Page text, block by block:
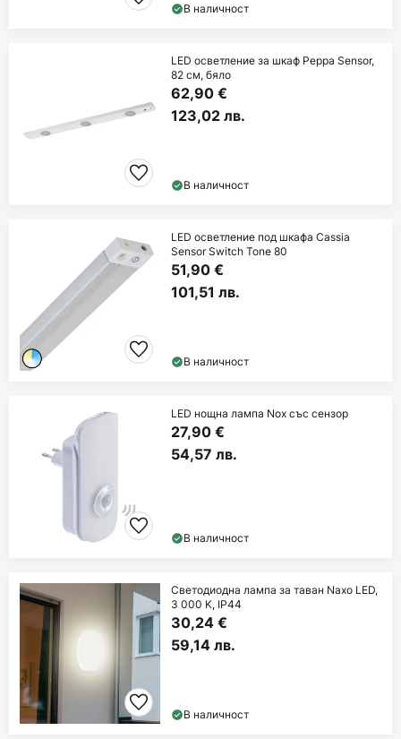
В наличност
LED осветление за шкаф Peppa Sensor,
82 см, бяло
62,90 €
123,02 лв.
В наличност
LED осветление под шкафа Cassia
Sensor Switch Tone 80
51,90 €
101,51 лв.
В наличност
LED нощна лампа Nox със сензор
27,90 €
54,57 лв.
В наличност
Светодиодна лампа за таван Naxo LED,
3 000 K, IP44
30,24 €
59,14 лв.
В наличност